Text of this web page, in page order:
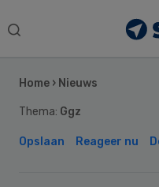
Search
Home › Nieuws
Thema: Ggz
Opslaan Reageer nu
Sidebar